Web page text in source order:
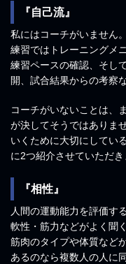
『自己流』
私にはコーチがいません。
練習ではトレーニングメ
練習ペースの確認、そし
開、試合結果からの考察
コーチがいないことは、
が決してそうではありま
いくために大切にしてい
に2つ紹介させていただき
『相性』
人間の運動能力を評価す
軟性・筋力などがよく聞
筋肉のタイプや体質など
あるのなら複数人の人に